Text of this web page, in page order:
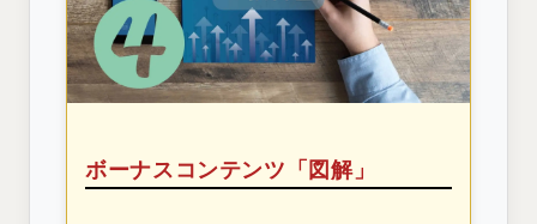
ボーナスコンテンツ「図解」